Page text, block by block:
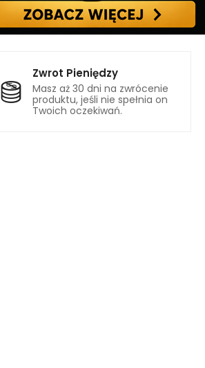
Zwrot Pieniędzy
Masz aż 30 dni na zwrócenie
produktu, jeśli nie spełnia on
Twoich oczekiwań.